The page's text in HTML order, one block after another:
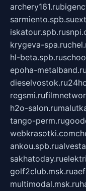
archery161.ru
sarmiento.spb.su
iskatour.spb.ru
krygeva-spa.ru
hl-beta.spb.ru
epoha-metalband.ru
dieselvostok.ru
regsmi.ru
h2o-salon.ru
tango-perm.ru
webkrasotki.com
ankou.spb.ru
sakhatoday.ru
golf2club.msk.ru
multimodal.msk.ru